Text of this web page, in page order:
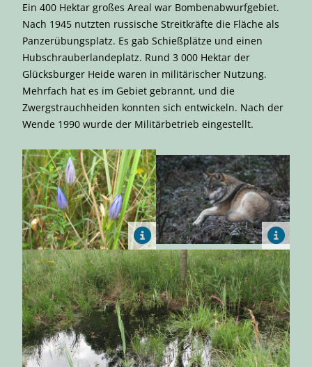
Ein 400 Hektar großes Areal war Bombenabwurfgebiet.
Nach 1945 nutzten russische Streitkräfte die Fläche als
Panzerübungsplatz. Es gab Schießplätze und einen
Hubschrauberlandeplatz. Rund 3 000 Hektar der
Glücksburger Heide waren in militärischer Nutzung.
Mehrfach hat es im Gebiet gebrannt, und die
Zwergstrauchheiden konnten sich entwickeln. Nach der
Wende 1990 wurde der Militärbetrieb eingestellt.